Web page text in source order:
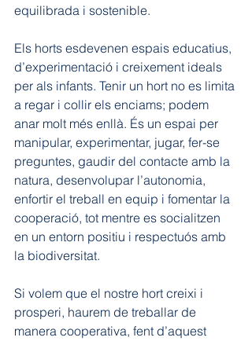
equilibrada i sostenible.
Els horts esdevenen espais educatius,
d’experimentació i creixement ideals
per als infants. Tenir un hort no es limita
a regar i collir els enciams; podem
anar molt més enllà. És un espai per
manipular, experimentar, jugar, fer-se
preguntes, gaudir del contacte amb la
natura, desenvolupar l’autonomia,
enfortir el treball en equip i fomentar la
cooperació, tot mentre es socialitzen
en un entorn positiu i respectuós amb
la biodiversitat.
Si volem que el nostre hort creixi i
prosperi, haurem de treballar de
manera cooperativa, fent d’aquest